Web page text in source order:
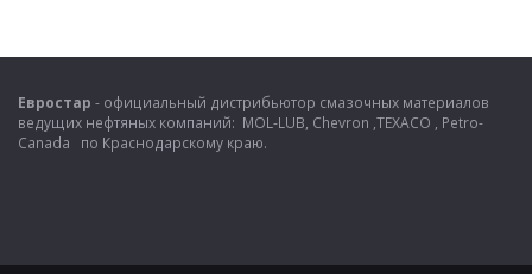
Евростар - официальный дистрибьютор смазочных материалов
ведущих нефтяных компаний: MOL-LUB, Chevron ,TEXACO , Petro-
Canada по Краснодарскому краю.